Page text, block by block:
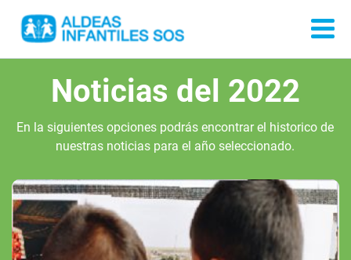
Noticias del 2022
En la siguientes opciones podrás encontrar el historico de
nuestras noticias para el año seleccionado.